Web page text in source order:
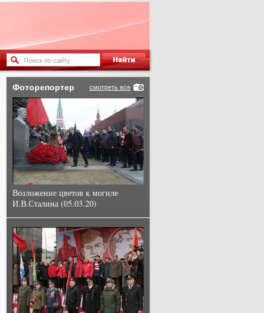
смотреть все
Фоторепортер
Возложение цветов к могиле
И.В.Сталина (05.03.20)